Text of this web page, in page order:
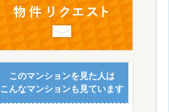
このマンションを見た人は
こんなマンションも見ています